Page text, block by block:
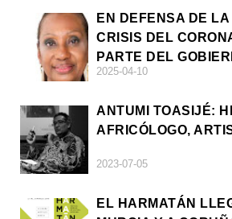
EN DEFENSA DE
CRISIS DEL
PARTE DEL
2025-04-10
ANTUMI TOASIJÉ:
AFRICÓLOGO,
2023-07-05
EL HARMATÁN